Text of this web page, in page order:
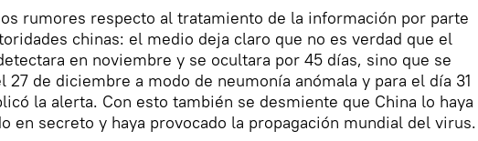
rumores respecto al tratamiento de la información por parte
chinas: el medio deja claro que no es verdad que el
en noviembre y se ocultara por 45 días, sino que se
27 de diciembre a modo de neumonía anómala y para el día 31
la alerta. Con esto también se desmiente que China lo haya
en secreto y haya provocado la propagación mundial del virus.